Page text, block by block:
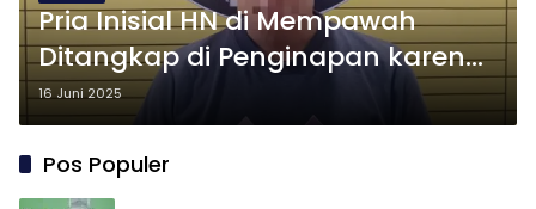
Pria Inisial HN di Mempawah
Ditangkap di Penginapan karena
Transaksi Narkoba
16 Juni 2025
Pos Populer